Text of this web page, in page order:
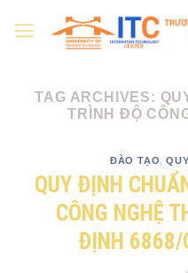
TAG ARCHIVES:
TRÌNH ĐỘ
ĐÀO TẠO,
QUY ĐỊNH
CÔNG NGHỆ
ĐỊNH 6868/